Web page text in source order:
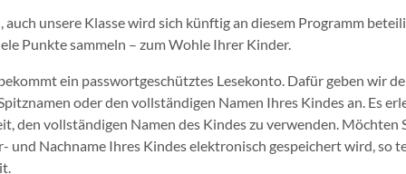
auch unsere Klasse wird sich künftig an diesem Programm
Punkte sammeln – zum Wohle Ihrer Kinder.
ein passwortgeschütztes Lesekonto. Dafür geben wir
oder den vollständigen Namen Ihres Kindes an. Es
den vollständigen Namen des Kindes zu verwenden. Möchten
und Nachname Ihres Kindes elektronisch gespeichert wird, so